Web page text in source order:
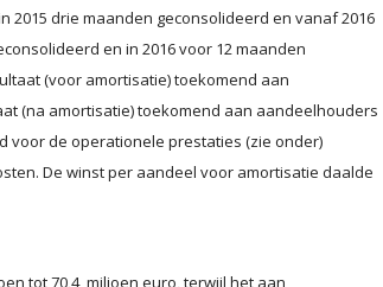
2015 drie maanden geconsolideerd en vanaf 2016
en in 2016 voor 12 maanden
(voor amortisatie) toekomend aan
(na amortisatie) toekomend aan aandeelhouders
voor de operationele prestaties (zie onder)
De winst per aandeel voor amortisatie daalde
tot 70,4 miljoen euro, terwijl het aan